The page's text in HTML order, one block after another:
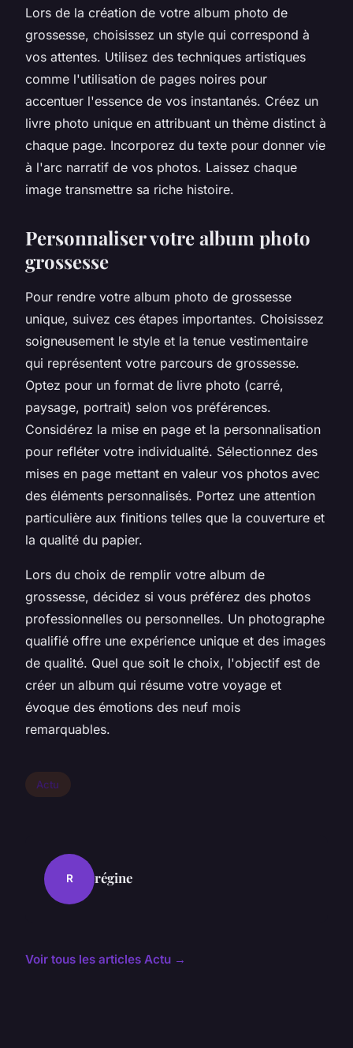
Lors de la création de votre album photo de
grossesse, choisissez un style qui correspond à
vos attentes. Utilisez des techniques artistiques
comme l'utilisation de pages noires pour
accentuer l'essence de vos instantanés. Créez un
livre photo unique en attribuant un thème distinct à
chaque page. Incorporez du texte pour donner vie
à l'arc narratif de vos photos. Laissez chaque
image transmettre sa riche histoire.
Personnaliser votre album photo
grossesse
Pour rendre votre album photo de grossesse
unique, suivez ces étapes importantes. Choisissez
soigneusement le style et la tenue vestimentaire
qui représentent votre parcours de grossesse.
Optez pour un format de livre photo (carré,
paysage, portrait) selon vos préférences.
Considérez la mise en page et la personnalisation
pour refléter votre individualité. Sélectionnez des
mises en page mettant en valeur vos photos avec
des éléments personnalisés. Portez une attention
particulière aux finitions telles que la couverture et
la qualité du papier.
Lors du choix de remplir votre album de
grossesse, décidez si vous préférez des photos
professionnelles ou personnelles. Un photographe
qualifié offre une expérience unique et des images
de qualité. Quel que soit le choix, l'objectif est de
créer un album qui résume votre voyage et
évoque des émotions des neuf mois
remarquables.
Actu
R régine
Voir tous les articles Actu →